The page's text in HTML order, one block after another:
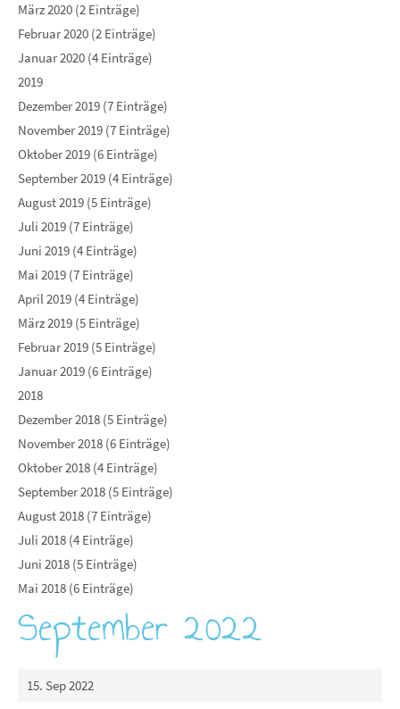
März 2020 (2 Einträge)
Februar 2020 (2 Einträge)
Januar 2020 (4 Einträge)
2019
Dezember 2019 (7 Einträge)
November 2019 (7 Einträge)
Oktober 2019 (6 Einträge)
September 2019 (4 Einträge)
August 2019 (5 Einträge)
Juli 2019 (7 Einträge)
Juni 2019 (4 Einträge)
Mai 2019 (7 Einträge)
April 2019 (4 Einträge)
März 2019 (5 Einträge)
Februar 2019 (5 Einträge)
Januar 2019 (6 Einträge)
2018
Dezember 2018 (5 Einträge)
November 2018 (6 Einträge)
Oktober 2018 (4 Einträge)
September 2018 (5 Einträge)
August 2018 (7 Einträge)
Juli 2018 (4 Einträge)
Juni 2018 (5 Einträge)
Mai 2018 (6 Einträge)
September 2022
15. Sep 2022